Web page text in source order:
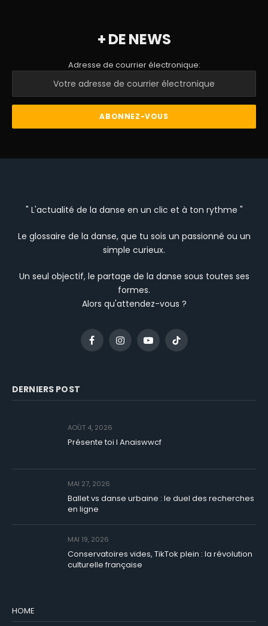
+ DE NEWS
Adresse de courrier électronique:
" L'actualité de la danse en un clic et à ton rythme "
Le glossaire de la danse, que tu sois un passionné ou un
simple curieux.
Un seul objectif, le partage de la danse sous toutes ses
formes.
Alors qu'attendez-vous ?
FacebookInstagramYouTubeTikTok
DERNIERS POST
AOÛT 4, 2026
Présente toi I Anaiswwcf
MAI 27, 2026
Ballet vs danse urbaine : le duel des recherches
en ligne
MAI 19, 2026
Conservatoires vides, TikTok plein : la révolution
culturelle française
HOME